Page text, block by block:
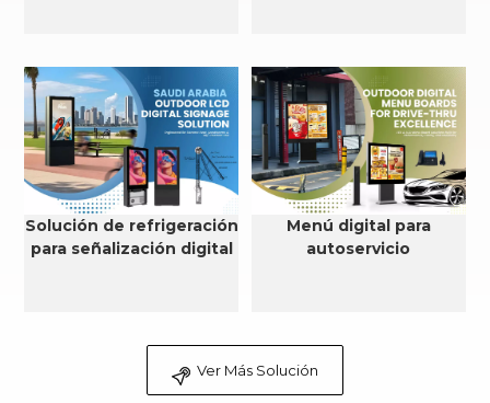
Solución de refrigeración
para señalización digital
Menú digital para
autoservicio
Ver Más Solución